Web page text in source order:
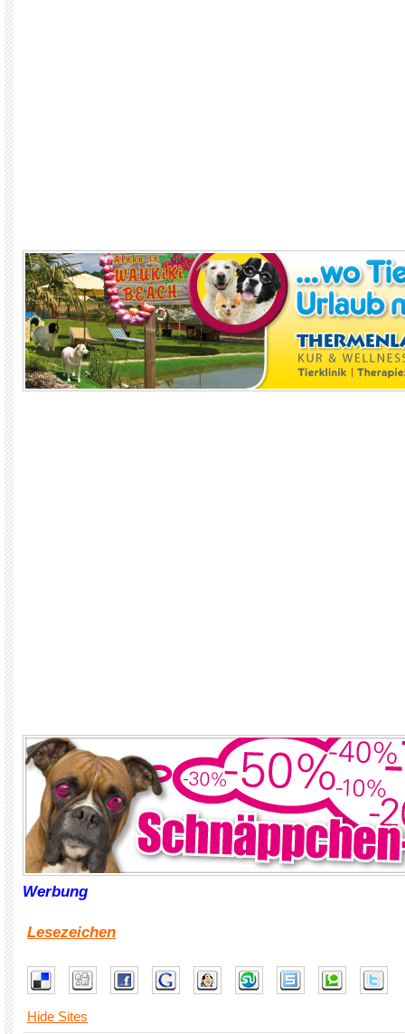
Werbung
Lesezeichen
Hide Sites